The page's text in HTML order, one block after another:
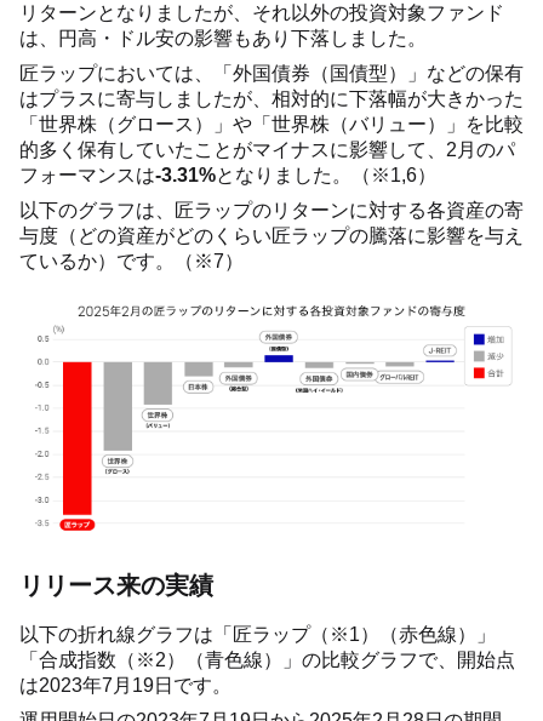
リターンとなりましたが、それ以外の投資対象ファンド
は、円高・ドル安の影響もあり下落しました。
匠ラップにおいては、「外国債券（国債型）」などの保有
はプラスに寄与しましたが、相対的に下落幅が大きかった
「世界株（グロース）」や「世界株（バリュー）」を比較
的多く保有していたことがマイナスに影響して、2月のパ
フォーマンスは-3.31%となりました。（※1,6）
以下のグラフは、匠ラップのリターンに対する各資産の寄
与度（どの資産がどのくらい匠ラップの騰落に影響を与え
ているか）です。（※7）
リリース来の実績
以下の折れ線グラフは「匠ラップ（※1）（赤色線）」
「合成指数（※2）（青色線）」の比較グラフで、開始点
は2023年7月19日です。